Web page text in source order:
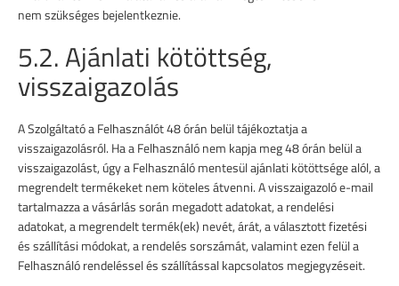
nem szükséges bejelentkeznie.
5.2. Ajánlati kötöttség,
visszaigazolás
A Szolgáltató a Felhasználót 48 órán belül tájékoztatja a
visszaigazolásról. Ha a Felhasználó nem kapja meg 48 órán belül a
visszaigazolást, úgy a Felhasználó mentesül ajánlati kötöttsége alól, a
megrendelt termékeket nem köteles átvenni. A visszaigazoló e-mail
tartalmazza a vásárlás során megadott adatokat, a rendelési
adatokat, a megrendelt termék(ek) nevét, árát, a választott fizetési
és szállítási módokat, a rendelés sorszámát, valamint ezen felül a
Felhasználó rendeléssel és szállítással kapcsolatos megjegyzéseit.